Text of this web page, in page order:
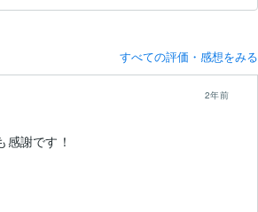
すべての評価・感想をみる
2年前
謝です！